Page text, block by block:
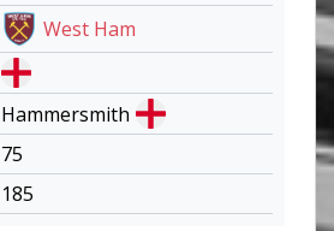
West Ham
Hammersmith
75
185